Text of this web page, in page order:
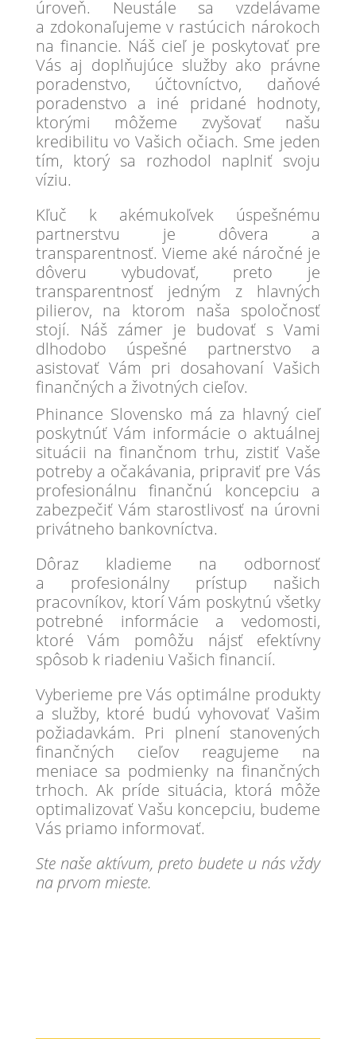
úroveň. Neustále sa vzdelávame
a zdokonaľujeme v rastúcich nárokoch
na financie. Náš cieľ je poskytovať pre
Vás aj doplňujúce služby ako právne
poradenstvo, účtovníctvo, daňové
poradenstvo a iné pridané hodnoty,
ktorými môžeme zvyšovať našu
kredibilitu vo Vašich očiach. Sme jeden
tím, ktorý sa rozhodol naplniť svoju
víziu.
Kľuč k akémukoľvek úspešnému
partnerstvu je dôvera a
transparentnosť. Vieme aké náročné je
dôveru vybudovať, preto je
transparentnosť jedným z hlavných
pilierov, na ktorom naša spoločnosť
stojí. Náš zámer je budovať s Vami
dlhodobo úspešné partnerstvo a
asistovať Vám pri dosahovaní Vašich
finančných a životných cieľov.
Phinance Slovensko má za hlavný cieľ
poskytnúť Vám informácie o aktuálnej
situácii na finančnom trhu, zistiť Vaše
potreby a očakávania, pripraviť pre Vás
profesionálnu finančnú koncepciu a
zabezpečiť Vám starostlivosť na úrovni
privátneho bankovníctva.
Dôraz kladieme na odbornosť
a profesionálny prístup našich
pracovníkov, ktorí Vám poskytnú všetky
potrebné informácie a vedomosti,
ktoré Vám pomôžu nájsť efektívny
spôsob k riadeniu Vašich financií.
Vyberieme pre Vás optimálne produkty
a služby, ktoré budú vyhovovať Vašim
požiadavkám. Pri plnení stanovených
finančných cieľov reagujeme na
meniace sa podmienky na finančných
trhoch. Ak príde situácia, ktorá môže
optimalizovať Vašu koncepciu, budeme
Vás priamo informovať.
Ste naše aktívum, preto budete u nás vždy
na prvom mieste.